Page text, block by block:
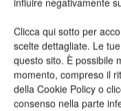
Clicca qui sotto per
scelte dettagliate. Le
questo sito. È possibile
momento, compreso il
della Cookie Policy o
consenso nella parte
Oggetto
Messaggio